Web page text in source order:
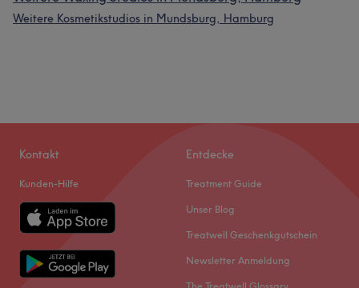
Weitere Kosmetikstudios in Mundsburg, Hamburg
Kontakt
Kunden-Hilfe
Entdecke
Treatment Guide
Unser Blog
Treatwell Geschenkgutschein
Newsletter Anmeldung